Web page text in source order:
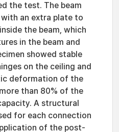
the test. The beam
an extra plate to
the beam, which
in the beam and
showed stable
on the ceiling and
deformation of the
than 80% of the
A structural
for each connection
of the post-